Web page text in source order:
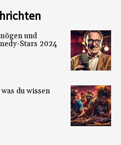
und
Stars 2024
du wissen